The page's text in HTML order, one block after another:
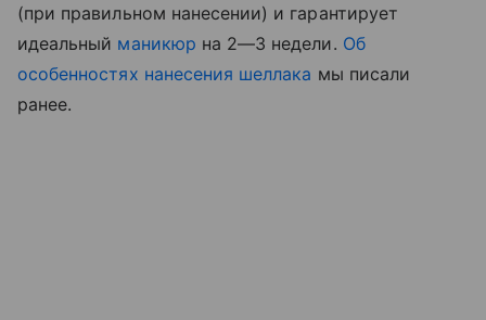
(при правильном нанесении) и гарантирует
идеальный маникюр на 2—3 недели. Об
особенностях нанесения шеллака мы писали
ранее.